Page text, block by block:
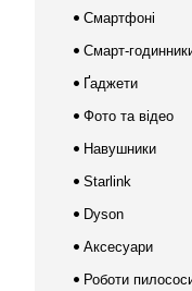
Смартфоні
Смарт-
Ґаджети
Фото та відео
Навушники
Starlink
Dyson
Аксесуари
Роботи